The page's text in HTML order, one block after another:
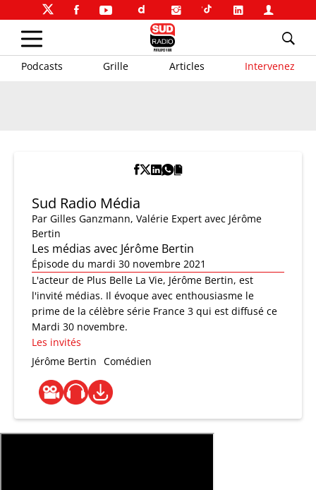
Podcasts Grille Articles Intervenez
Sud Radio Média
Par Gilles Ganzmann, Valérie Expert avec Jérôme
Bertin
Les médias avec Jérôme Bertin
Épisode du mardi 30 novembre 2021
L'acteur de Plus Belle La Vie, Jérôme Bertin, est
l'invité médias. Il évoque avec enthousiasme le
prime de la célèbre série France 3 qui est diffusé ce
Mardi 30 novembre.
Les invités
Jérôme Bertin Comédien